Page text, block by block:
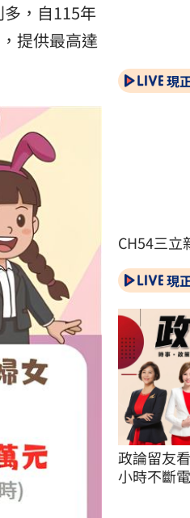
，自115年
提供最高達
現
CH54三立
現
政論留友
小時不斷